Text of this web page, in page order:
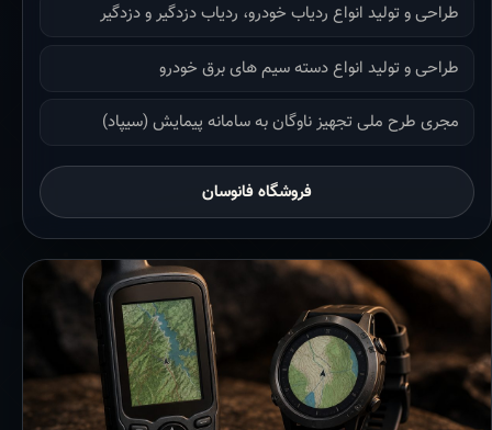
طراحی و تولید انواع ردیاب خودرو، ردیاب دزدگیر و دزدگیر
طراحی و تولید انواع دسته سیم های برق خودرو
مجری طرح ملی تجهیز ناوگان به سامانه پیمایش (سیپاد)
فروشگاه فانوسان